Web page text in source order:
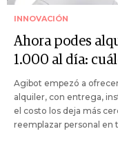
INNOVACIÓN
Ahora podes
1.000 al día:
Agibot empezó a
alquiler, con entrega,
el costo los deja más
reemplazar personal en